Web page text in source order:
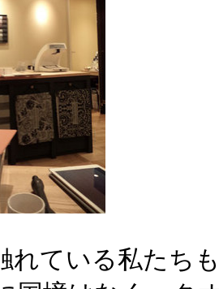
れている私たち